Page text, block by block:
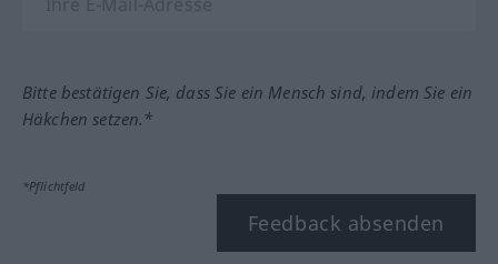
Bitte bestätigen Sie, dass Sie ein Mensch sind, indem Sie ein
Häkchen setzen.*
*Pflichtfeld
Feedback absenden